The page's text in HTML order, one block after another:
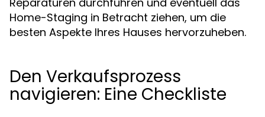
Home-Staging in Betracht ziehen, um die
besten Aspekte Ihres Hauses hervorzuheben.
Den Verkaufsprozess
navigieren: Eine Checkliste